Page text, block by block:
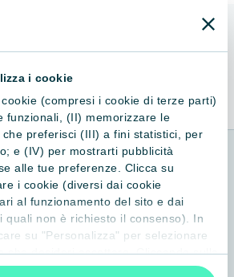
i cookie
(compresi i cookie di terze parti)
funzionali, (II) memorizzare le
che preferisci (III) a fini statistici, per
e (IV) per mostrarti pubblicità
alle tue preferenze. Clicca su
i cookie (diversi dai cookie
al funzionamento del sito e dai
quali non è richiesto il consenso). In
su "Personalizza" per selezionare
che desideri accettare. Cliccando sulla
vengono lasciate invariate e
per te